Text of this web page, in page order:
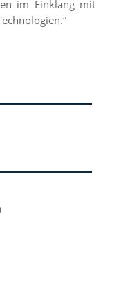
im Einklang mit